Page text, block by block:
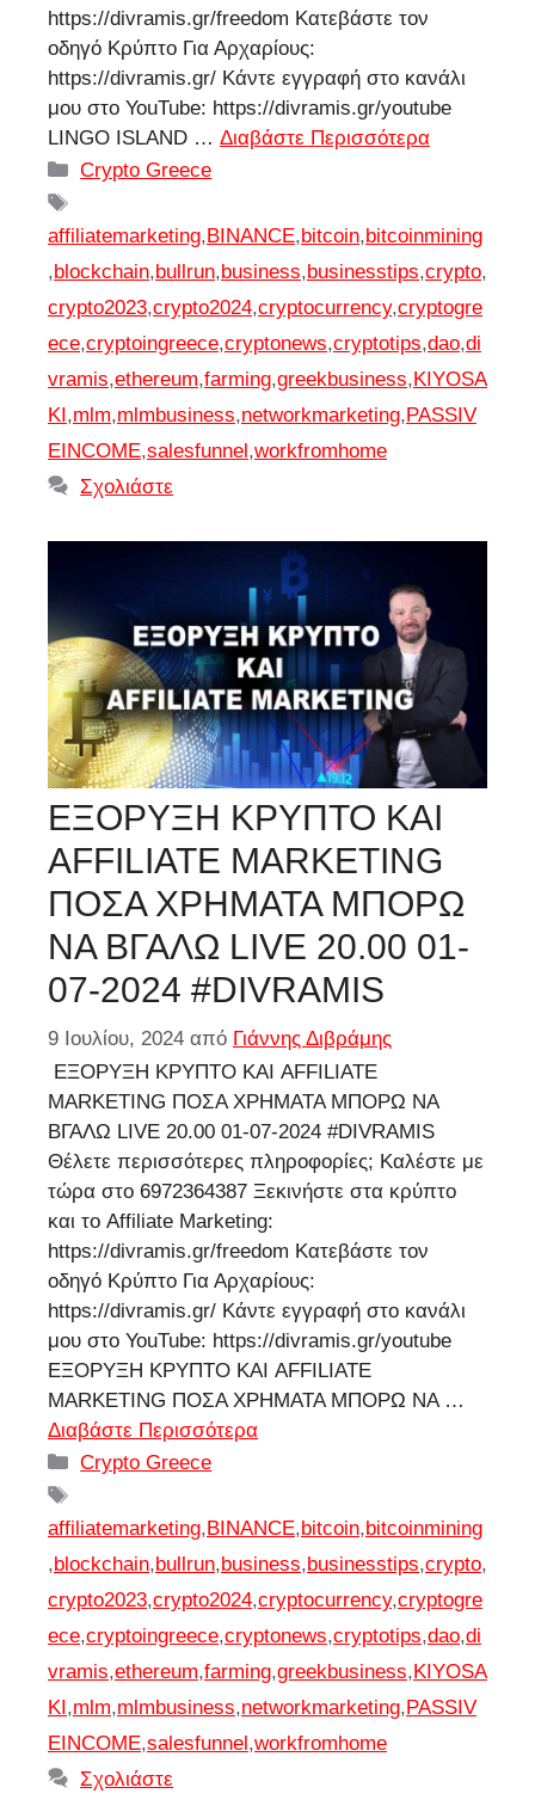
https://divramis.gr/freedom Κατεβάστε τον
οδηγό Κρύπτο Για Αρχαρίους:
https://divramis.gr/ Κάντε εγγραφή στο κανάλι
μου στο YouTube: https://divramis.gr/youtube
LINGO ISLAND … Διαβάστε Περισσότερα
Κατηγορίες
Crypto Greece
affiliatemarketing,BINANCE,bitcoin,bitcoinmining
,blockchain,bullrun,business,businesstips,crypto,
crypto2023,crypto2024,cryptocurrency,cryptogre
ece,cryptoingreece,cryptonews,cryptotips,dao,di
vramis,ethereum,farming,greekbusiness,KIYOSA
KI,mlm,mlmbusiness,networkmarketing,PASSIV
EINCOME,salesfunnel,workfromhome
Σχολιάστε
ΕΞΟΡΥΞΗ ΚΡΥΠΤΟ ΚΑΙ
AFFILIATE MARKETING
ΠΟΣΑ ΧΡΗΜΑΤΑ ΜΠΟΡΩ
ΝΑ ΒΓΑΛΩ LIVE 20.00 01-
07-2024 #DIVRAMIS
9 Ιουλίου, 2024 από Γιάννης Διβράμης
ΕΞΟΡΥΞΗ ΚΡΥΠΤΟ ΚΑΙ AFFILIATE
MARKETING ΠΟΣΑ ΧΡΗΜΑΤΑ ΜΠΟΡΩ ΝΑ
ΒΓΑΛΩ LIVE 20.00 01-07-2024 #DIVRAMIS
Θέλετε περισσότερες πληροφορίες; Καλέστε με
τώρα στο 6972364387 Ξεκινήστε στα κρύπτο
και το Affiliate Marketing:
https://divramis.gr/freedom Κατεβάστε τον
οδηγό Κρύπτο Για Αρχαρίους:
https://divramis.gr/ Κάντε εγγραφή στο κανάλι
μου στο YouTube: https://divramis.gr/youtube
ΕΞΟΡΥΞΗ ΚΡΥΠΤΟ ΚΑΙ AFFILIATE
MARKETING ΠΟΣΑ ΧΡΗΜΑΤΑ ΜΠΟΡΩ ΝΑ …
Διαβάστε Περισσότερα
Κατηγορίες
Crypto Greece
affiliatemarketing, BINANCE,bitcoin,bitcoinmining
,blockchain,bullrun,business,businesstips,crypto,
crypto2023,crypto2024,cryptocurrency,cryptogre
ece,cryptoingreece,cryptonews,cryptotips,dao,di
vramis,ethereum,farming,greekbusiness, KIYOSA
KI ,mlm,mlmbusiness,networkmarketing, PASSIV
EINCOME,salesfunnel ,workfromhome
Σχολιάστε